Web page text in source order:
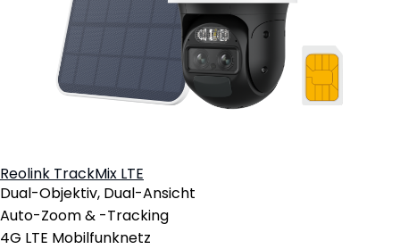
Reolink TrackMix LTE
Dual-Objektiv, Dual-Ansicht
Auto-Zoom & -Tracking
4G LTE Mobilfunknetz